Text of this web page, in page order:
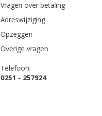
Vragen over betaling
Adreswijziging
Opzeggen
Overige vragen
Telefoon:
0251 - 257924